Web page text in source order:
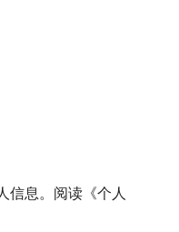
信息。阅读《个人